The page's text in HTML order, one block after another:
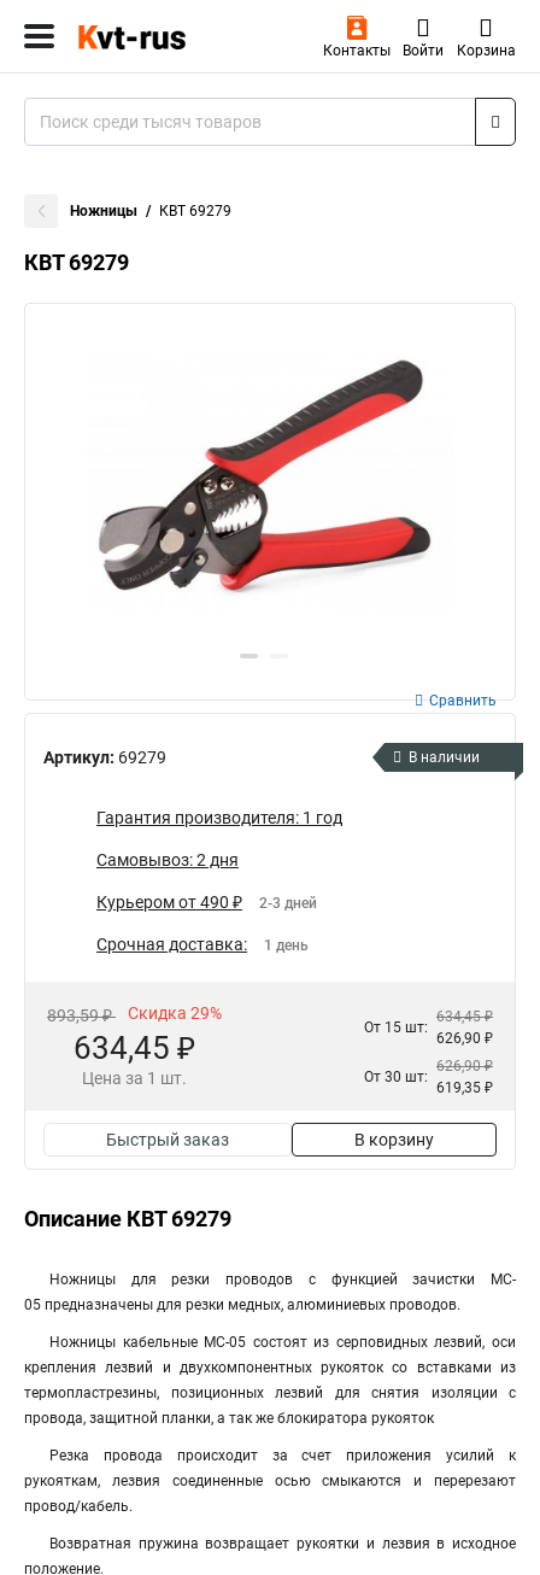
Контакты Войти Корзина
Ножницы КВТ 69279
КВТ 69279
Артикул: 69279
Сравнить
В наличии
Гарантия производителя: 1 год
Самовывоз: 2 дня
Курьером от 490 ₽ 2-3 дней
Срочная доставка: 1 день
893,59 ₽ Скидка 29%
634,45 ₽
Цена за 1 шт.
От 15 шт:
634,45 ₽
626,90 ₽
От 30 шт:
626,90 ₽
619,35 ₽
Быстрый заказ В корзину
Описание КВТ 69279
Ножницы для резки проводов с функцией зачистки MC-
05 предназначены для резки медных, алюминиевых проводов.
Ножницы кабельные МС-05 состоят из серповидных лезвий, оси
крепления лезвий и двухкомпонентных рукояток со вставками из
термопластрезины, позиционных лезвий для снятия изоляции с
провода, защитной планки, а так же блокиратора рукояток
Резка провода происходит за счет приложения усилий к
рукояткам, лезвия соединенные осью смыкаются и перерезают
провод/кабель.
Возвратная пружина возвращает рукоятки и лезвия в исходное
положение.